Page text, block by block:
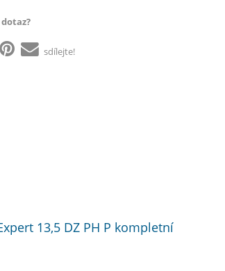
dotaz?
sdílejte!
13,5 DZ PH P kompletní